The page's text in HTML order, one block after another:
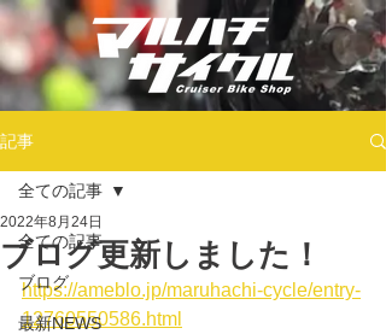
記事
全ての記事
ブログ
最新NEWS
全ての記事
ブログ更新しました！
2022年8月24日
https://ameblo.jp/maruhachi-cycle/entry-
12760550586.html